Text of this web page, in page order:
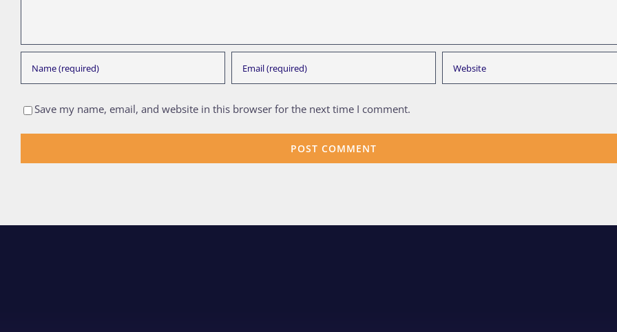
Save my name, email, and website in this browser for the next time I comment.